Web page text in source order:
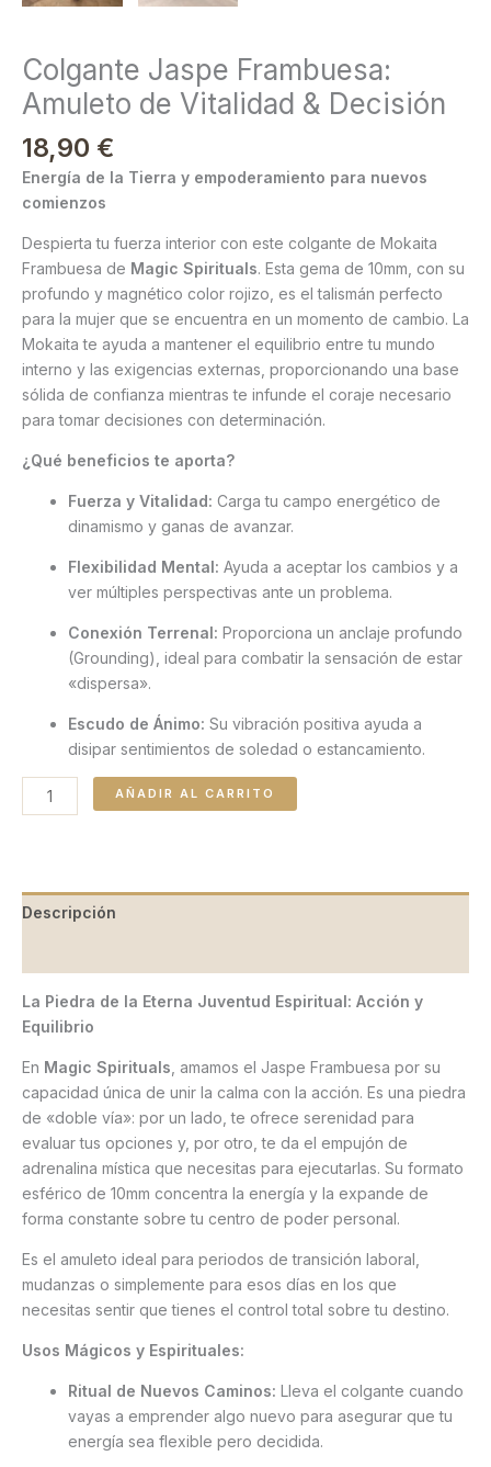
Colgante Jaspe Frambuesa:
Amuleto de Vitalidad & Decisión
18,90 €
Energía de la Tierra y empoderamiento para nuevos
comienzos
Despierta tu fuerza interior con este colgante de Mokaita
Frambuesa de Magic Spirituals. Esta gema de 10mm, con su
profundo y magnético color rojizo, es el talismán perfecto
para la mujer que se encuentra en un momento de cambio. La
Mokaita te ayuda a mantener el equilibrio entre tu mundo
interno y las exigencias externas, proporcionando una base
sólida de confianza mientras te infunde el coraje necesario
para tomar decisiones con determinación.
¿Qué beneficios te aporta?
Fuerza y Vitalidad: Carga tu campo energético de
dinamismo y ganas de avanzar.
Flexibilidad Mental: Ayuda a aceptar los cambios y a
ver múltiples perspectivas ante un problema.
Conexión Terrenal: Proporciona un anclaje profundo
(Grounding), ideal para combatir la sensación de estar
«dispersa».
Escudo de Ánimo: Su vibración positiva ayuda a
disipar sentimientos de soledad o estancamiento.
AÑADIR AL CARRITO
Descripción
La Piedra de la Eterna Juventud Espiritual: Acción y
Equilibrio
En Magic Spirituals , amamos el Jaspe Frambuesa por su
capacidad única de unir la calma con la acción. Es una piedra
de «doble vía»: por un lado, te ofrece serenidad para
evaluar tus opciones y, por otro, te da el empujón de
adrenalina mística que necesitas para ejecutarlas. Su formato
esférico de 10mm concentra la energía y la expande de
forma constante sobre tu centro de poder personal.
Es el amuleto ideal para periodos de transición laboral,
mudanzas o simplemente para esos días en los que
necesitas sentir que tienes el control total sobre tu destino.
Usos Mágicos y Espirituales:
Ritual de Nuevos Caminos: Lleva el colgante cuando
vayas a emprender algo nuevo para asegurar que tu
energía sea flexible pero decidida.